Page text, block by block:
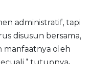
administratif, tapi
disusun bersama,
manfaatnya oleh